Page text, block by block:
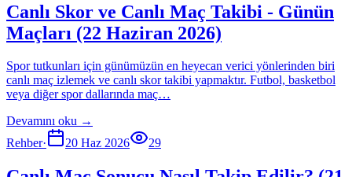
Canlı Skor ve Canlı Maç Takibi - Günün
Maçları (22 Haziran 2026)
Spor tutkunları için günümüzün en heyecan verici yönlerinden biri
canlı maç izlemek ve canlı skor takibi yapmaktır. Futbol, basketbol
veya diğer spor dallarında maç…
Devamını oku →
Rehber· 20 Haz 2026 29